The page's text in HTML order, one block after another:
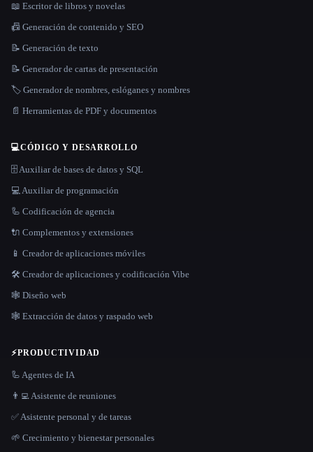
📖 Escritor de libros y novelas
📠 Generación de contenido y SEO
📝 Generación de texto
📝 Generador de cartas de presentación
🏷️ Generador de nombres, eslóganes y nombres
📄 Herramientas de PDF y documentos
💻CÓDIGO Y DESARROLLO
🗄️ Auxiliar de bases de datos y SQL
💻 Auxiliar de programación
🦾 Codificación de agencia
🔌 Complementos y extensiones
📱 Creador de aplicaciones móviles
🛠️ Creador de aplicaciones y codificación Vibe
🕸 Diseño web
🕸️ Extracción de datos y raspado web
⚡PRODUCTIVIDAD
🦾 Agentes de IA
👨‍💻 Asistente de reuniones
✅ Asistente personal y de tareas
🌱 Crecimiento y bienestar personales